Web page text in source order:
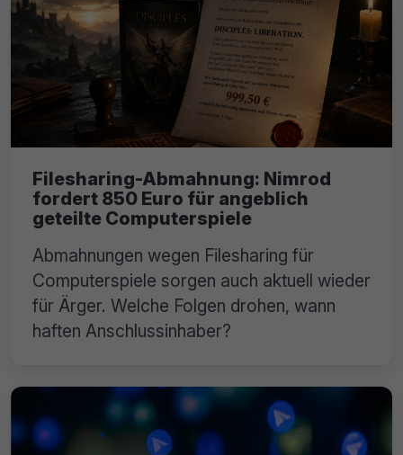
Filesharing-Abmahnung: Nimrod
fordert 850 Euro für angeblich
geteilte Computerspiele
Abmahnungen wegen Filesharing für
Computerspiele sorgen auch aktuell wieder
für Ärger. Welche Folgen drohen, wann
haften Anschlussinhaber?